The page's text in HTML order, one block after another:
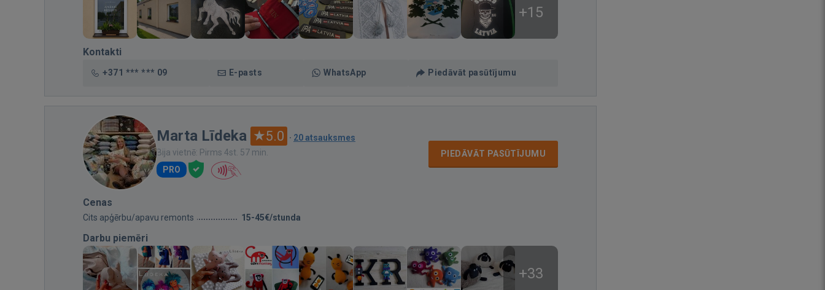
+15
Kontakti
+371 *** *** 09 E-pasts WhatsApp Piedāvāt pasūtījumu
Marta Līdeka 5.0 · 20 atsauksmes
Bija vietnē: Pirms 4st. 57 min.
PRO
PIEDĀVĀT PASŪTĪJUMU
Cenas
Cits apģērbu/apavu remonts 15-45€/stunda
Darbu piemēri
+33